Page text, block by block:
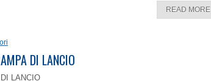
READ MORE
DI LANCIO
LANCIO